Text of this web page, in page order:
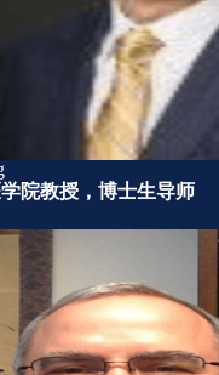
院教授，博士生导师